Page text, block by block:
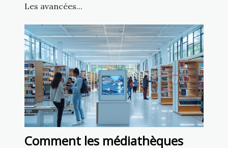
Les avancées...
Comment les médiathèques